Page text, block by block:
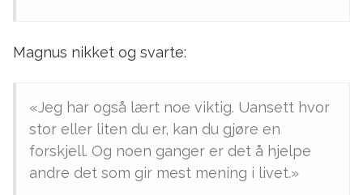
Magnus nikket og svarte:
«Jeg har også lært noe viktig. Uansett hvor
stor eller liten du er, kan du gjøre en
forskjell. Og noen ganger er det å hjelpe
andre det som gir mest mening i livet.»